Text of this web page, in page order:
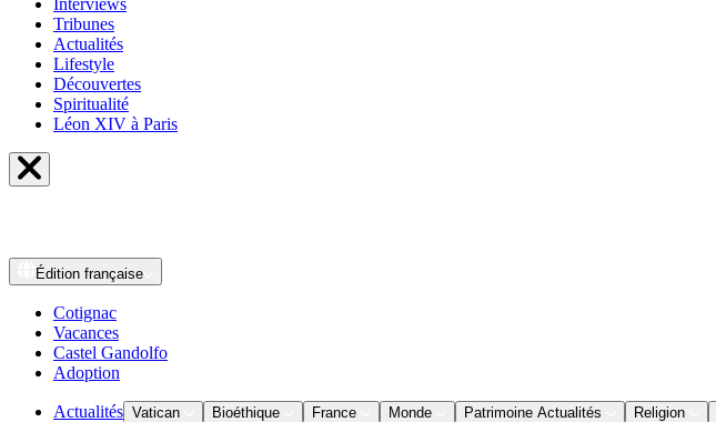
Interviews
Tribunes
Actualités
Lifestyle
Découvertes
Spiritualité
Léon XIV à Paris
Édition française
Cotignac
Vacances
Castel Gandolfo
Adoption
Actualités Vatican Bioéthique France Monde Patrimoine Actualités Religion